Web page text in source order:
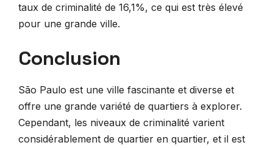
taux de criminalité de 16,1%, ce qui est très élevé
pour une grande ville.
Conclusion
São Paulo est une ville fascinante et diverse et
offre une grande variété de quartiers à explorer.
Cependant, les niveaux de criminalité varient
considérablement de quartier en quartier, et il est